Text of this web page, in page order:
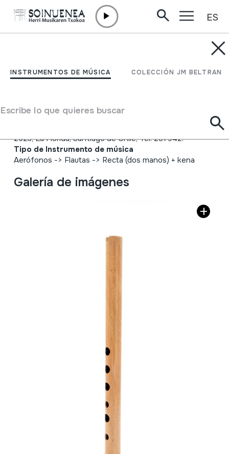
INSTRUMENTOS DE MÚSICA COLECCIÓN JM BELTRAN
Escribe lo que quieres buscar
ES
KENA; QUENA DE
Autor
2623; La Florida; Santiago de Chile; Tel. 287942.
Tipo de Instrumento de música
Aerófonos -> Flautas -> Recta (dos manos) + kena
Galería de imágenes